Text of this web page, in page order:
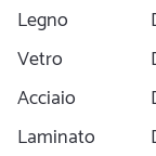
Legno
Vetro
Acciaio
Laminato